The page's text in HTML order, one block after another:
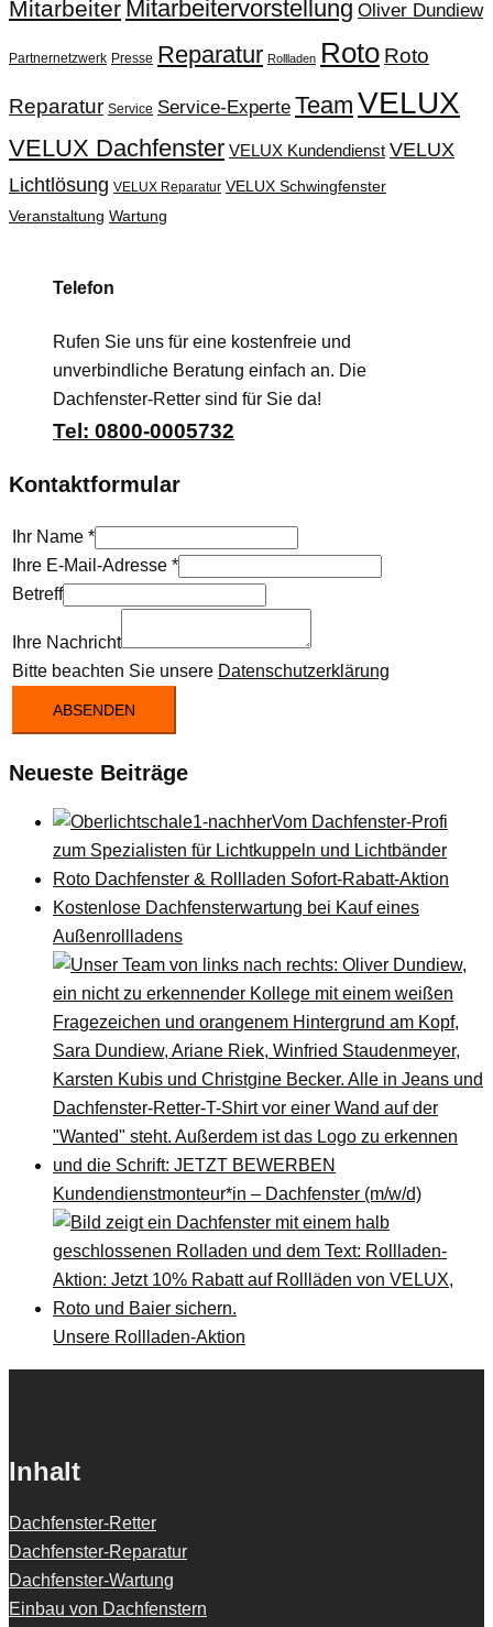
Mitarbeiter Mitarbeitervorstellung Oliver Dundiew
Partnernetzwerk Presse Reparatur Rollladen Roto Roto
Reparatur Service Service-Experte Team VELUX
VELUX Dachfenster VELUX Kundendienst VELUX
Lichtlösung VELUX Reparatur VELUX Schwingfenster
Veranstaltung Wartung
Telefon
Rufen Sie uns für eine kostenfreie und
unverbindliche Beratung einfach an. Die
Dachfenster-Retter sind für Sie da!
Tel: 0800-0005732
Kontaktformular
Ihr Name *
Ihre E-Mail-Adresse *
Betreff
Ihre Nachricht
Bitte beachten Sie unsere Datenschutzerklärung
ABSENDEN
Neueste Beiträge
Vom Dachfenster-Profi
zum Spezialisten für Lichtkuppeln und Lichtbänder
Roto Dachfenster & Rollladen Sofort-Rabatt-Aktion
Kostenlose Dachfensterwartung bei Kauf eines
Außenrollladens
Kundendienstmonteur*in – Dachfenster (m/w/d)
Unsere Rollladen-Aktion
Inhalt
Dachfenster-Retter
Dachfenster-Reparatur
Dachfenster-Wartung
Einbau von Dachfenstern